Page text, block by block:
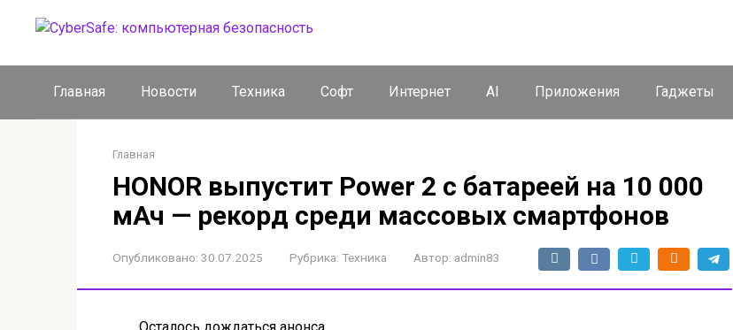
Главная Новости Техника Софт Интернет AI Приложения Гаджеты
Главная
HONOR выпустит Power 2 с батареей на 10 000
мАч — рекорд среди массовых смартфонов
Опубликовано: 30.07.2025 Рубрика: Техника Автор: admin83